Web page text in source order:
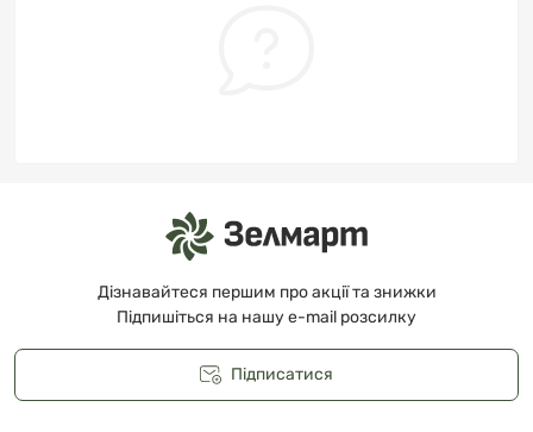
Дізнавайтеся першим про акції та знижки
Підпишіться на нашу e-mail розсилку
Підписатися